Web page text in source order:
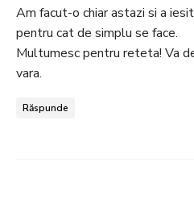
Am facut-o chiar astazi si a
pentru cat de simplu se face.
Multumesc pentru reteta! Va
vara.
Răspunde